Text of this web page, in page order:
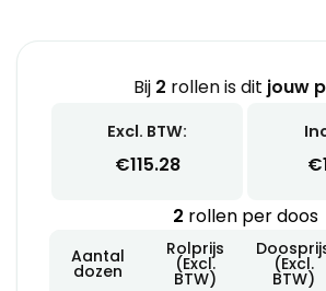
Bij 2 rollen is dit jouw
Excl. BTW:
€115.28 €
2 rollen per doos
Aantal
dozen
Rolprijs
(Excl.
BTW)
(Excl.
BTW)